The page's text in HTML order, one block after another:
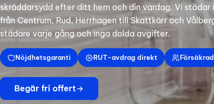
skräddarsydd efter ditt hem och din vardag. Vi städar
från Centrum, Rud, Herrhagen till Skattkärr och
städare varje gång och inga dolda avgifter.
Nöjdhetsgaranti RUT-avdrag direkt
Begär fri offert